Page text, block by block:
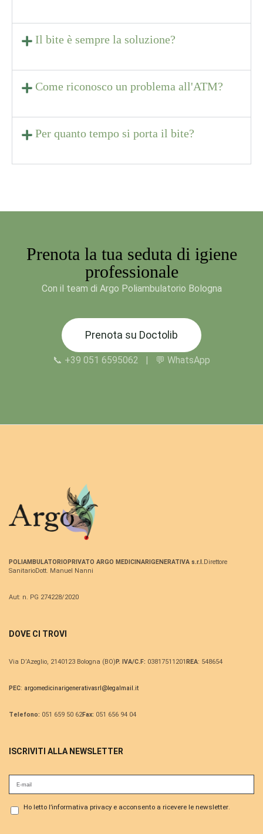
Il bite è sempre la soluzione?
Come riconosco un problema all'ATM?
Per quanto tempo si porta il bite?
Prenota la tua seduta di igiene
professionale
Con il team di Argo Poliambulatorio Bologna
Prenota su Doctolib
📞 +39 051 6595062 | 💬 WhatsApp
POLIAMBULATORIO PRIVATO ARGO MEDICINARIGENERATIVA s.r.l. Direttore
SanitarioDott. Manuel Nanni
Aut: n. PG 274228/2020
DOVE CI TROVI
Via D’Azeglio, 21 40123 Bologna (BO) P. IVA/C.F: 03817511201 REA: 548654
PEC: argomedicinarigenerativasrl@ legalmail.it
Telefono: 051 659 50 62Fax: 051 656 94 04
ISCRIVITI ALLA NEWSLETTER
Ho letto l’informativa privacy e acconsento a ricevere le newsletter.